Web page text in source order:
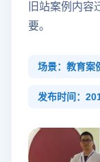
旧站案例内
要。
场景：教育案
发布时间：